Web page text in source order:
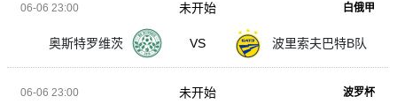
06-06 23:00 白俄甲
奥斯特罗维茨 VS 波里索夫巴特B队
未开始
06-06 23:00 波罗杯
未开始